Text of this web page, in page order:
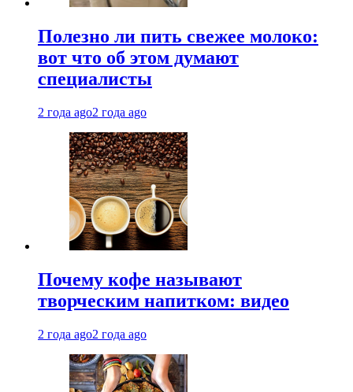
Полезно ли пить свежее молоко:
вот что об этом думают
специалисты
2 года ago2 года ago
Почему кофе называют
творческим напитком: видео
2 года ago2 года ago